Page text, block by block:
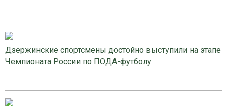
Дзержинские спортсмены достойно выступили на этапе
Чемпионата России по ПОДА-футболу